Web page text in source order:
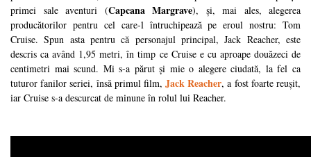
primei sale aventuri (Capcana Margrave), și, mai ales, alegerea
producătorilor pentru cel care-l întruchipează pe eroul nostru: Tom
Cruise. Spun asta pentru că personajul principal, Jack Reacher, este
descris ca având 1,95 metri, în timp ce Cruise e cu aproape douăzeci de
centimetri mai scund. Mi s-a părut și mie o alegere ciudată, la fel ca
tuturor fanilor seriei, însă primul film,Jack Reacher, a fost foarte reușit,
iar Cruise s-a descurcat de minune în rolul lui Reacher.